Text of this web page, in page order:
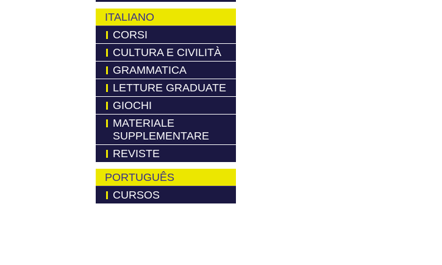
ITALIANO
CORSI
CULTURA E CIVILITÀ
GRAMMATICA
LETTURE GRADUATE
GIOCHI
MATERIALE
SUPPLEMENTARE
REVISTE
PORTUGUÊS
CURSOS